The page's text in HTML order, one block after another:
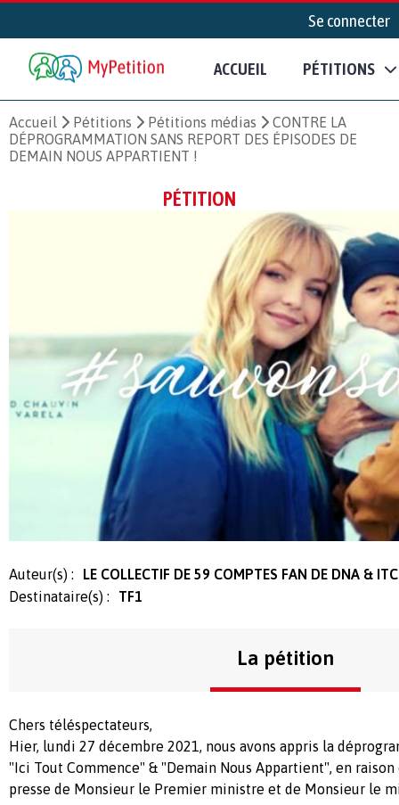
Se connecter
ACCUEIL PÉTITIONS
Accueil Pétitions Pétitions médias
CONTRE LA
DÉPROGRAMMATION SANS REPORT DES ÉPISODES DE
DEMAIN NOUS APPARTIENT !
PÉTITION
Auteur(s) :
LE COLLECTIF DE 59 COMPTES FAN DE DNA & ITC
Destinataire(s) :
TF1
La pétition
Chers téléspectateurs,
Hier, lundi 27 décembre 2021, nous avons appris la
"Ici Tout Commence" & "Demain Nous Appartient", en
presse de Monsieur le Premier ministre et de Monsieur le